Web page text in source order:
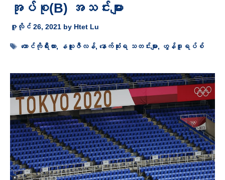
အုပ်စု(B) အသင်းများ
ဇူလိုင် 26, 2021 by Htet Lu
Tags
တောင်ကိုရီးယား, နယူးဇီလန်,နောက်ဆုံးရ သတင်းများ, ဟွန်ဒူးရပ်စ်